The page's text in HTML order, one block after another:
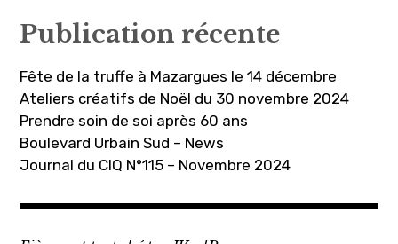
Publication récente
Fête de la truffe à Mazargues le 14 décembre
Ateliers créatifs de Noël du 30 novembre 2024
Prendre soin de soi après 60 ans
Boulevard Urbain Sud – News
Journal du CIQ N°115 – Novembre 2024